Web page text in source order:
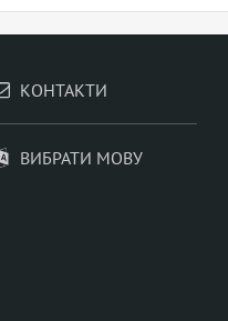
КОНТАКТИ
ВИБРАТИ МОВУ